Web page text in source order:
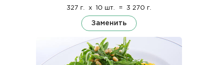
327 г. x 10 шт. = 3 270 г.
Заменить